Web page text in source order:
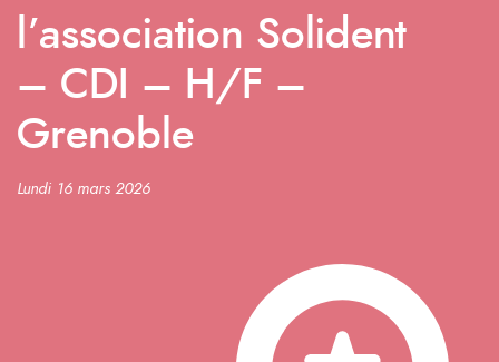
l’association Solident
– CDI – H/F –
Grenoble
Lundi 16 mars 2026